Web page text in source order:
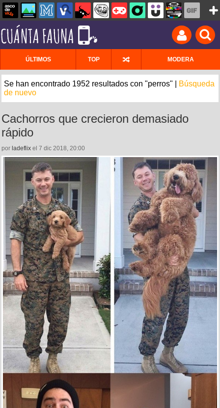
ÚLTIMOS TOP MODERA
Se han encontrado 1952 resultados con "perros" |
Búsqueda
de nuevo
Cachorros que crecieron demasiado
rápido
por ladeflix el 7 dic 2018, 20:00